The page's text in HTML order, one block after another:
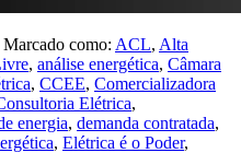
Marcado como: ACL, Alta
, análise energética, Câmara
, CCEE, Comercializadora
Elétrica,
energia, demanda contratada,
, Elétrica é o Poder,